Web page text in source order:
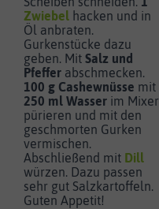
Zwiebel hacken und in
Öl anbraten.
Gurkenstücke dazu
geben. Mit Salz und
Pfeffer abschmecken.
100 g Cashewnüsse mit
250 ml Wasser im Mixer
pürieren und mit den
geschmorten Gurken
vermischen.
Abschließend mit Dill
würzen. Dazu passen
sehr gut Salzkartoffeln.
Guten Appetit!